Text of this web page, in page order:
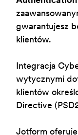
gwarantujesz
klientów.
Integracja
wytycznymi
klientów
Directive
Jotform